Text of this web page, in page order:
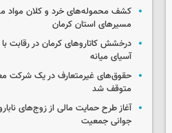
کشف محموله‌های خرد و کلان مواد
مسیرهای استان کرمان
درخشش کاتاروهای کرمان در رقابت
آسیای میانه
حقوق‌های غیرمتعارف در یک شرکت
متوقف شد
آغاز طرح حمایت مالی از زوج‌های
جوانی جمعیت